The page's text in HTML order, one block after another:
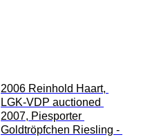
2006 Reinhold Haart,
LGK-VDP auctioned
2007, Piesporter
Goldtröpfchen Riesling -